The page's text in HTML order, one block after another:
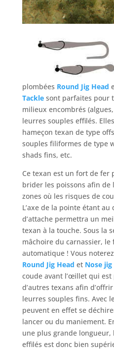
plombées Round Jig Head
Tacklesont parfaites pour
milieux encombrés
leurres souples effilés.
hameçon texan de type
souples filiformes de type
shads fins, etc.
Ce texan est un fort de fer
brider les poissons afin de
zones où les risques de
L’axe de la pointe étant
d’attache permettra un
texan à la touche. Sous la
mâchoire du carnassier, le
automatique ! Vous
Round Jig Head et Nose jig
coude avant l’œillet qui
d’autres texans afin
leurres souples fins. Avec
peuvent en effet se
lancer ou du maniement.
une plus grande longueur,
effilés est donc bien